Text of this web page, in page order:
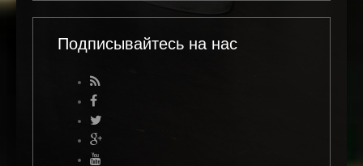
Подписывайтесь на нас